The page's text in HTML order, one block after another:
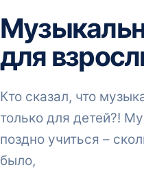
для
Кто сказал, что
только для детей?!
поздно учиться –
было,